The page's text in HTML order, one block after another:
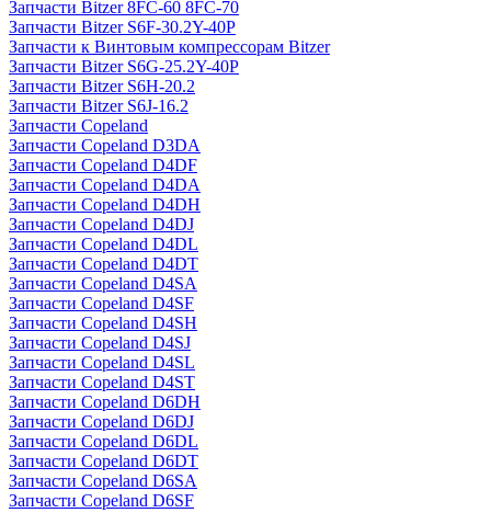
Запчасти Bitzer 8FC-60 8FC-70
Запчасти Bitzer S6F-30.2Y-40P
Запчасти к Винтовым компрессорам Bitzer
Запчасти Bitzer S6G-25.2Y-40P
Запчасти Bitzer S6H-20.2
Запчасти Bitzer S6J-16.2
Запчасти Copeland
Запчасти Copeland D3DA
Запчасти Copeland D4DF
Запчасти Copeland D4DA
Запчасти Copeland D4DH
Запчасти Copeland D4DJ
Запчасти Copeland D4DL
Запчасти Copeland D4DT
Запчасти Copeland D4SA
Запчасти Copeland D4SF
Запчасти Copeland D4SH
Запчасти Copeland D4SJ
Запчасти Copeland D4SL
Запчасти Copeland D4ST
Запчасти Copeland D6DH
Запчасти Copeland D6DJ
Запчасти Copeland D6DL
Запчасти Copeland D6DT
Запчасти Copeland D6SA
Запчасти Copeland D6SF